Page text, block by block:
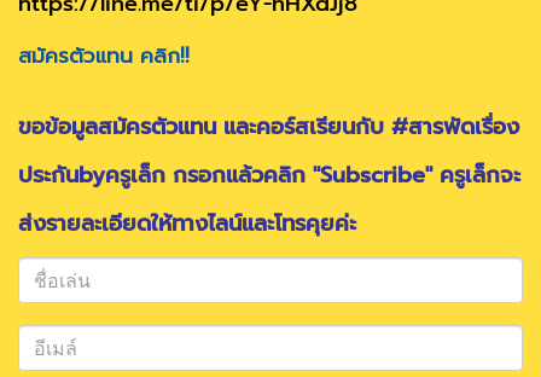
สมัครตัวแทน คลิก!!
ขอข้อมูลสมัครตัวแทน และคอร์สเรียนกับ #สารพัดเรื่อง
ประกันbyครูเล็ก กรอกแล้วคลิก "Subscribe" ครูเล็กจะ
ส่งรายละเอียดให้ทางไลน์และโทรคุยค่ะ